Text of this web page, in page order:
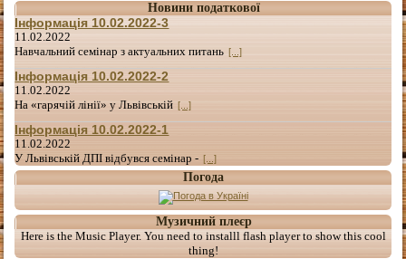
Новини податкової
Інформація 10.02.2022-3
11.02.2022
Навчальний семінар з актуальних питань [...]
Інформація 10.02.2022-2
11.02.2022
На «гарячій лінії» у Львівській [...]
Інформація 10.02.2022-1
11.02.2022
У Львівській ДПІ відбувся семінар - [...]
Погода
Музичний плеєр
Here is the Music Player. You need to installl flash player to show this cool
thing!